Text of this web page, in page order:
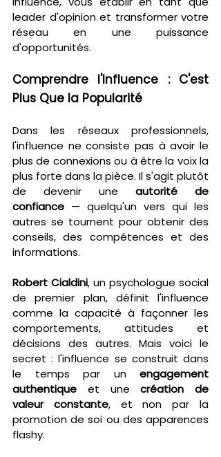
leader d'opinion et transformer votre
réseau en une puissance
d'opportunités.
Comprendre l'Influence : C'est
Plus Que la Popularité
Dans les réseaux professionnels,
l'influence ne consiste pas à avoir le
plus de connexions ou à être la voix la
plus forte dans la pièce. Il s'agit plutôt
de devenir une autorité de
confiance — quelqu'un vers qui les
autres se tournent pour obtenir des
conseils, des compétences et des
informations.
Robert Cialdini, un psychologue social
de premier plan, définit l'influence
comme la capacité à façonner les
comportements, attitudes et
décisions des autres. Mais voici le
secret : l'influence se construit dans
le temps par un engagement
authentique et une création de
valeur constante, et non par la
promotion de soi ou des apparences
flashy.